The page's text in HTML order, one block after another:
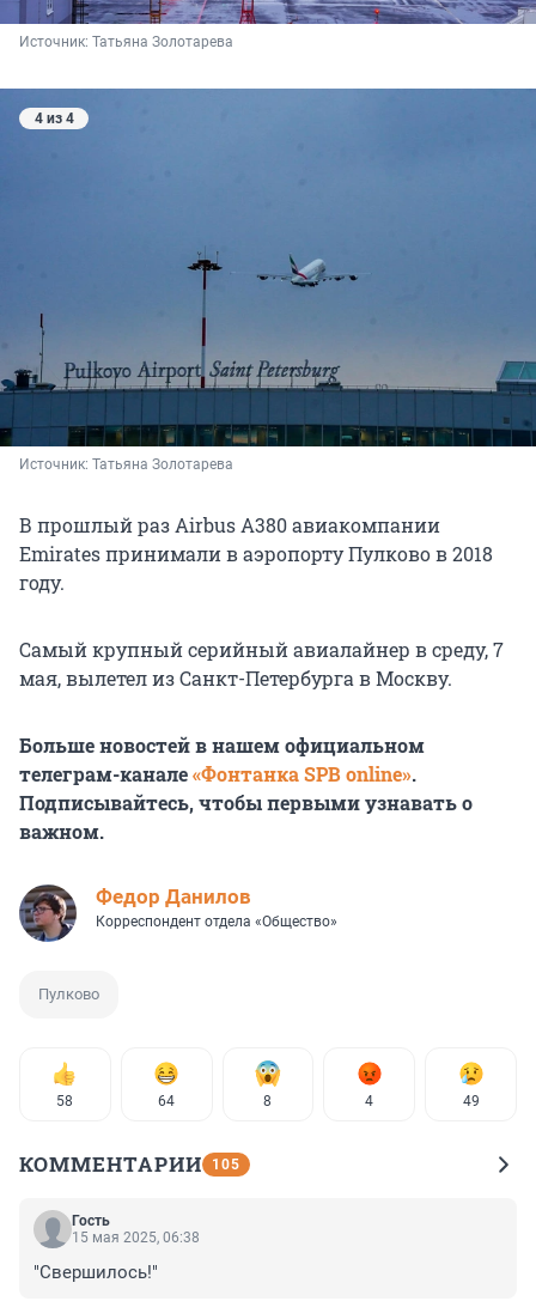
Источник: Татьяна Золотарева
4 из 4
Источник: Татьяна Золотарева
В прошлый раз Airbus A380 авиакомпании
Emirates принимали в аэропорту Пулково в 2018
году.
Самый крупный серийный авиалайнер в среду, 7
мая, вылетел из Санкт-Петербурга в Москву.
Больше новостей в нашем официальном
телеграм-канале«Фонтанка SPB online».
Подписывайтесь, чтобы первыми узнавать о
важном.
Федор Данилов
Корреспондент отдела «Общество»
Пулково
58 64 8 4 49
КОММЕНТАРИИ 105
Гость
15 мая 2025, 06:38
"Свершилось!"